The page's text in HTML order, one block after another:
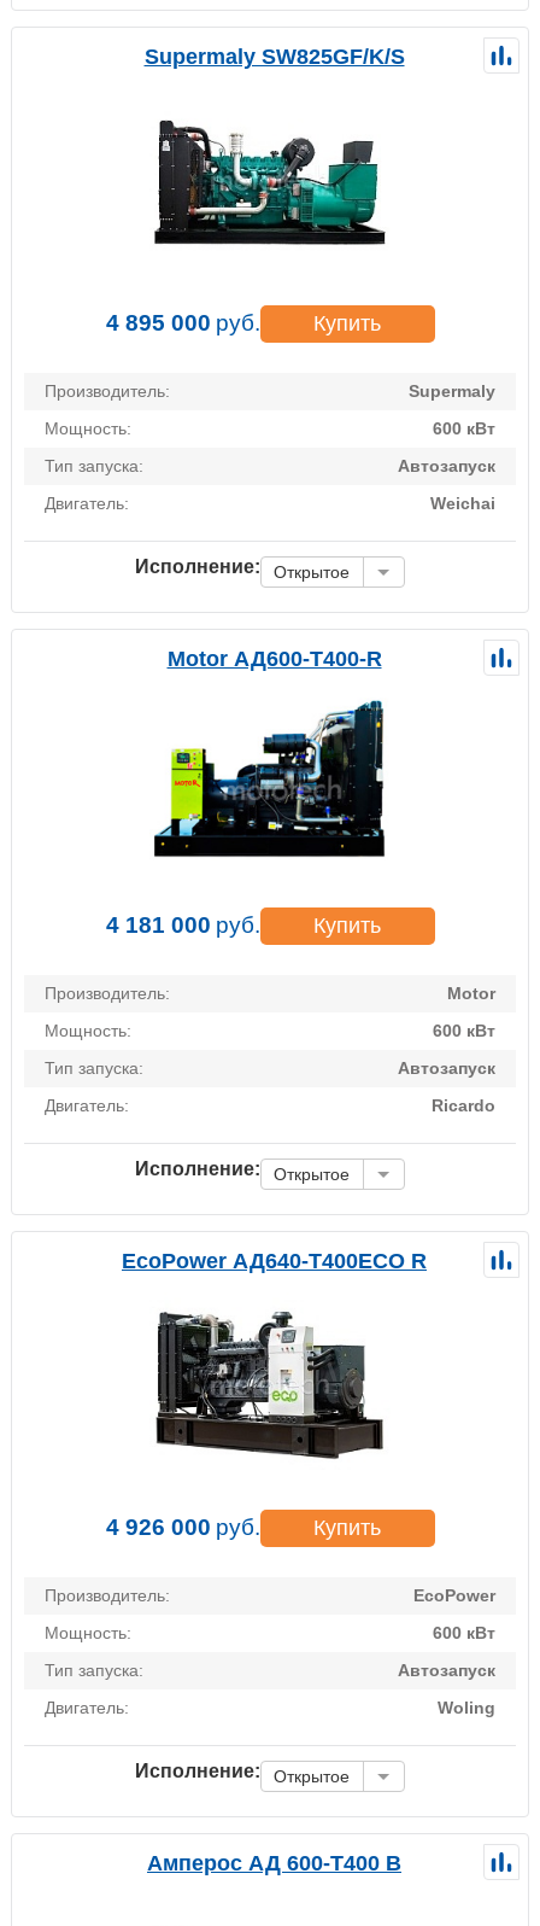
Supermaly SW825GF/K/S
4 895 000 руб. Купить
Производитель:
Supermaly
Мощность:
600 кВт
Тип запуска:
Автозапуск
Двигатель:
Weichai
Исполнение: Открытое
Motor АД600-Т400-R
4 181 000 руб. Купить
Производитель:
Motor
Мощность:
600 кВт
Тип запуска:
Автозапуск
Двигатель:
Ricardo
Исполнение: Открытое
EcoPower АД640-T400ECO R
4 926 000 руб. Купить
Производитель:
EcoPower
Мощность:
600 кВт
Тип запуска:
Автозапуск
Двигатель:
Woling
Исполнение: Открытое
Амперос АД 600-Т400 B